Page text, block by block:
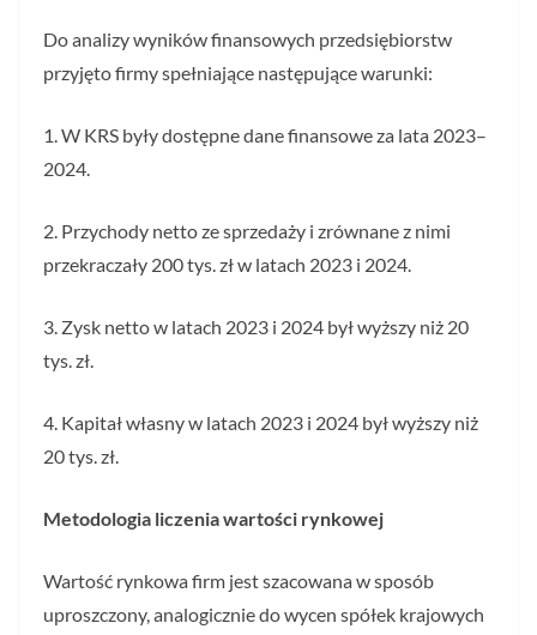
Do analizy wyników finansowych przedsiębiorstw
przyjęto firmy spełniające następujące warunki:
1. W KRS były dostępne dane finansowe za lata 2023–
2024.
2. Przychody netto ze sprzedaży i zrównane z nimi
przekraczały 200 tys. zł w latach 2023 i 2024.
3. Zysk netto w latach 2023 i 2024 był wyższy niż 20
tys. zł.
4. Kapitał własny w latach 2023 i 2024 był wyższy niż
20 tys. zł.
Metodologia liczenia wartości rynkowej
Wartość rynkowa firm jest szacowana w sposób
uproszczony, analogicznie do wycen spółek krajowych